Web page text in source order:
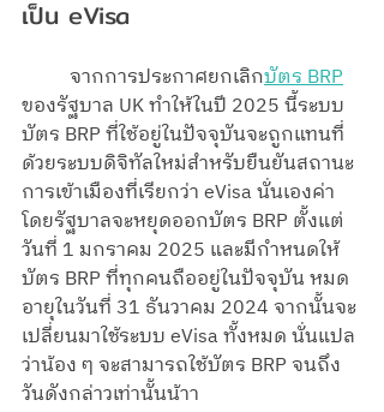
เป็น eVisa
	จากการประกาศยกเลิก
บัตร BRP
ของรัฐบาล UK ทำให้ในปี 2025 นี้ระบบ
บัตร BRP ที่ใช้อยู่ในปัจจุบันจะถูกแทนที่
ด้วยระบบดิจิทัลใหม่สำหรับยืนยันสถานะ
การเข้าเมืองที่เรียกว่า eVisa นั่นเองค่า
โดยรัฐบาลจะหยุดออกบัตร BRP ตั้งแต่
วันที่ 1 มกราคม 2025 และมีกำหนดให้
บัตร BRP ที่ทุกคนถืออยู่ในปัจจุบัน หมด
อายุในวันที่ 31 ธันวาคม 2024 จากนั้นจะ
เปลี่ยนมาใช้ระบบ eVisa ทั้งหมด นั่นแปล
ว่าน้อง ๆ จะสามารถใช้บัตร BRP จนถึง
วันดังกล่าวเท่านั้นน้าา